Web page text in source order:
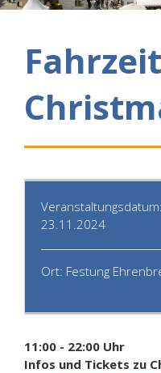
Veranstaltungsdatum:
23.11.2024
Ort: Festung
11:00 - 22:00 Uhr
Infos und Tickets zu